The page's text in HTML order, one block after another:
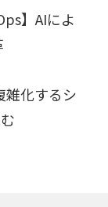
】AIによ
雑化するシ